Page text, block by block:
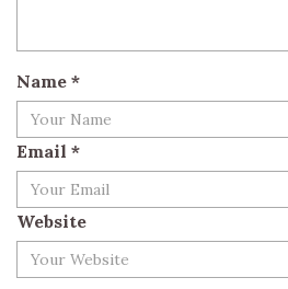
Name *
Email *
Website